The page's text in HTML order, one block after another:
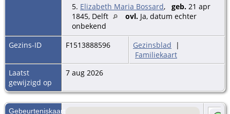
5. Elizabeth Maria Bossard, geb. 21 apr
1845, Delft
ovl. Ja, datum echter
onbekend
Gezins-ID
F1513888596 Gezinsblad |
Familiekaart
Laatst
gewijzigd op
7 aug 2026
Gebeurteniskaart